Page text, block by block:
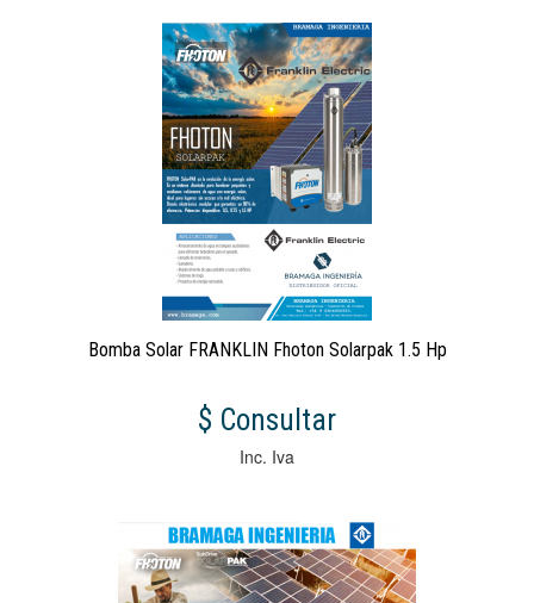
Bomba Solar FRANKLIN Fhoton Solarpak 1.5 Hp
$ Consultar
Inc. Iva